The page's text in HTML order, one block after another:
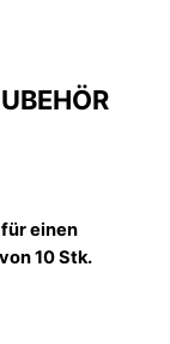
einen
10 Stk.